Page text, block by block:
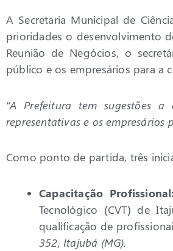
A Secretaria Municipal de
prioridades o desenvolvimento
Reunião de Negócios, o
público e os empresários para a
“A Prefeitura tem sugestões
representativas e os empresários
Como ponto de partida, três
Capacitação Profissional:
Tecnológico (CVT) de
qualificação de
352, Itajubá (MG).